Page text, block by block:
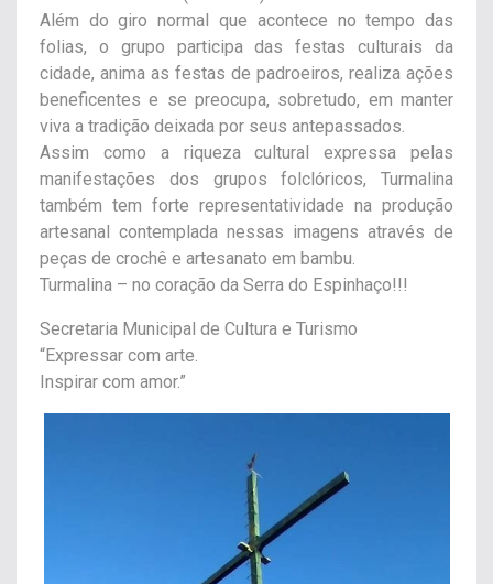
Além do giro normal que acontece no tempo das
folias, o grupo participa das festas culturais da
cidade, anima as festas de padroeiros, realiza ações
beneficentes e se preocupa, sobretudo, em manter
viva a tradição deixada por seus antepassados.
Assim como a riqueza cultural expressa pelas
manifestações dos grupos folclóricos, Turmalina
também tem forte representatividade na produção
artesanal contemplada nessas imagens através de
peças de crochê e artesanato em bambu.
Turmalina – no coração da Serra do Espinhaço!!!
Secretaria Municipal de Cultura e Turismo
“Expressar com arte.
Inspirar com amor.”